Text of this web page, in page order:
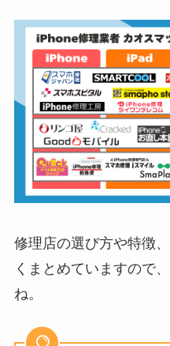
修理店の選び方や特徴
くまとめていますので
ね。